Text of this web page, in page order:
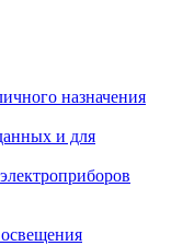
назначения
и для